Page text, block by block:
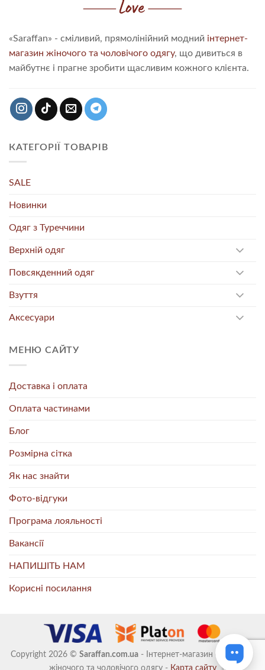
«Saraffan» - сміливий, прямолінійний модний інтернет-
магазин жіночого та чоловічого одягу, що дивиться в
майбутнє і прагне зробити щасливим кожного клієнта.
КАТЕГОРІЇ ТОВАРІВ
SALE
Новинки
Одяг з Туреччини
Верхній одяг
Повсякденний одяг
Взуття
Аксесуари
МЕНЮ САЙТУ
Доставка і оплата
Оплата частинами
Блог
Розмірна сітка
Як нас знайти
Фото-відгуки
Програма лояльності
Вакансії
НАПИШІТЬ НАМ
Корисні посилання
Copyright 2026 © Saraffan.com.ua- Інтернет-магазин стильного
жіночого та чоловічого одягу - Карта сайту